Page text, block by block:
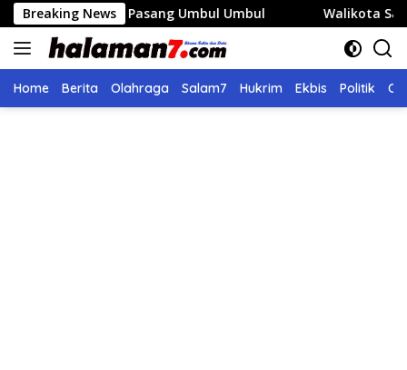
Langsung
ke
konten
Breaking News
Umbul Umbul Walikota Sabang Perjuangkan
Home Berita Olahraga Salam7 Hukrim Ekbis Politik